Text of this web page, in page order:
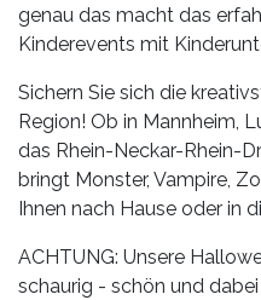
Blog
Jobs
Partner/Links
genau das macht das
Kinderevents mit
Sichern Sie sich die
Region! Ob in Mannheim,
das Rhein-Neckar-Rhein-
bringt Monster, Vampire,
Ihnen nach Hause oder in
ACHTUNG: Unsere
schaurig - schön und